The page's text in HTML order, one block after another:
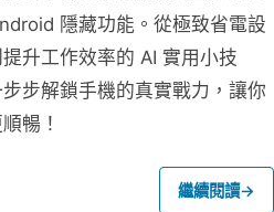
隱藏功能。從極致省電設
升工作效率的 AI 實用小技
步解鎖手機的真實戰力，讓你
暢！
繼續閱讀→